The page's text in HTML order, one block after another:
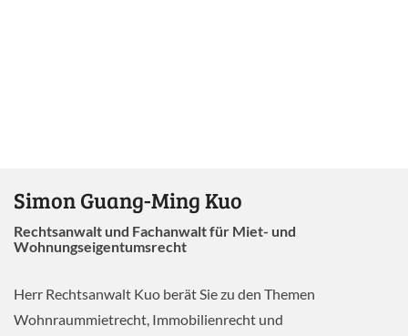
Simon Guang-Ming Kuo
Rechtsanwalt und Fachanwalt für Miet- und
Wohnungseigentumsrecht
Herr Rechtsanwalt Kuo berät Sie zu den Themen
Wohnraummietrecht, Immobilienrecht und